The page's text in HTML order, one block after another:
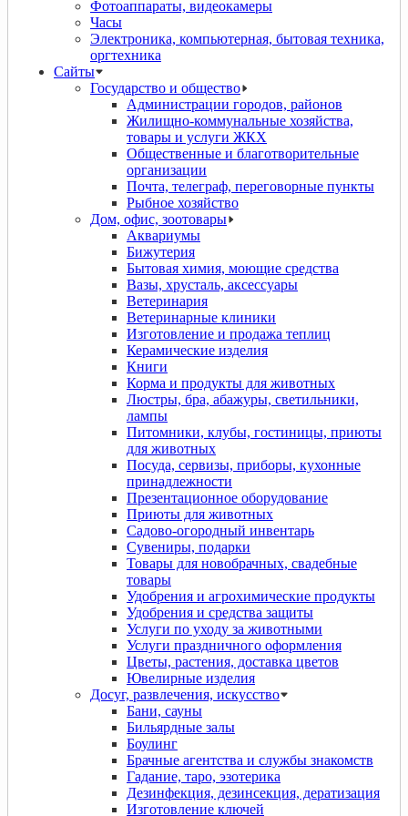
Фотоаппараты, видеокамеры
Часы
Электроника, компьютерная, бытовая техника,
оргтехника
Сайты
Государство и общество
Администрации городов, районов
Жилищно-коммунальные хозяйства,
товары и услуги ЖКХ
Общественные и благотворительные
организации
Почта, телеграф, переговорные пункты
Рыбное хозяйство
Дом, офис, зоотовары
Аквариумы
Бижутерия
Бытовая химия, моющие средства
Вазы, хрусталь, аксессуары
Ветеринария
Ветеринарные клиники
Изготовление и продажа теплиц
Керамические изделия
Книги
Корма и продукты для животных
Люстры, бра, абажуры, светильники,
лампы
Питомники, клубы, гостиницы, приюты
для животных
Посуда, сервизы, приборы, кухонные
принадлежности
Презентационное оборудование
Приюты для животных
Садово-огородный инвентарь
Сувениры, подарки
Товары для новобрачных, свадебные
товары
Удобрения и агрохимические продукты
Удобрения и средства защиты
Услуги по уходу за животными
Услуги праздничного оформления
Цветы, растения, доставка цветов
Ювелирные изделия
Досуг, развлечения, искусство
Бани, сауны
Бильярдные залы
Боулинг
Брачные агентства и службы знакомств
Гадание, таро, эзотерика
Дeзинфекция, дeзинсекция, дератизация
Изготовление ключей